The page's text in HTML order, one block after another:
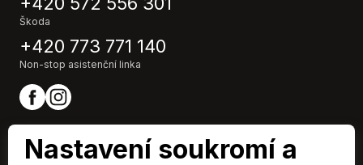
Multifunkční volant
Nastavitelný volant
Palubní počítač
Paměť nastavení sedadla řidiče
Parkovací kamera
Parkovací senzory přední
Plní 'EURO VI'
Škoda
+420 773 771 140
Non-stop asistenční linka
Nastavení soukromí a